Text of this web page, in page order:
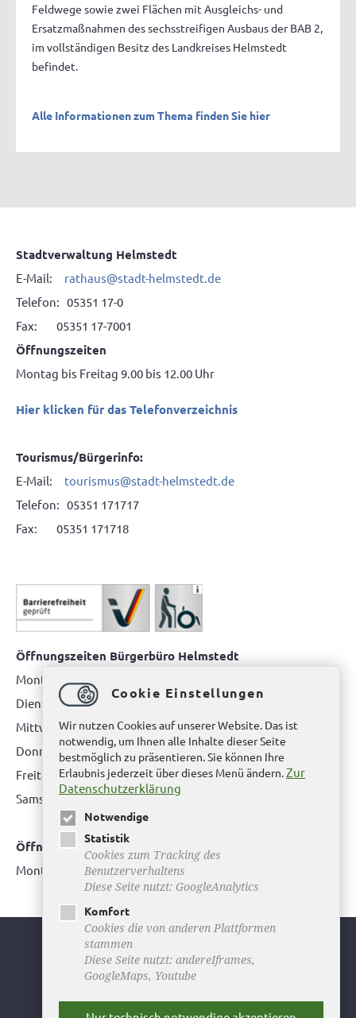
Feldwege sowie zwei Flächen mit Ausgleichs- und
Ersatzmaßnahmen des sechsstreifigen Ausbaus der BAB 2,
im vollständigen Besitz des Landkreises Helmstedt
befindet.
Alle Informationen zum Thema finden Sie hier
Stadtverwaltung Helmstedt
E-Mail: rathaus@stadt-helmstedt.de
Telefon: 05351 17-0
Fax: 05351 17-7001
Öffnungszeiten
Montag bis Freitag 9.00 bis 12.00 Uhr
Hier klicken für das Telefonverzeichnis
Tourismus/Bürgerinfo:
E-Mail: tourismus@stadt-helmstedt.de
Telefon: 05351 171717
Fax: 05351 171718
Öffnungszeiten Bürgerbüro Helmstedt
Montag: 08.00 bis 12.00 Uhr
Dienstag: 08.00 bis 12.00 Uhr & 15.00 Uhr bis 17.00 Uhr
Mittwoch: nur nach Terminvereinbarung
Donnerstag: 08.00 bis 12.00 Uhr & 14.00 Uhr bis 16.00 Uhr
Freitag: nur nach Terminvereinbarung
Samstag:bitte hier klicken
Öffnungszeiten Bürgerbüro Büddenstedt
Montag: 14:00 bis 16:00 Uhr
Youtube
Facebook
Instagram
Cookie Einstellungen
Wir nutzen Cookies auf unserer Website. Das ist
notwendig, um Ihnen alle Inhalte dieser Seite
bestmöglich zu präsentieren. Sie können Ihre
Erlaubnis jederzeit über dieses Menü ändern.Zur
Datenschutzerklärung
Notwendige
Statistik
Cookies zum Tracking des
Benutzerverhaltens
Diese Seite nutzt: GoogleAnalytics
Komfort
Cookies die von anderen Plattformen
stammen
Diese Seite nutzt: andereIframes,
GoogleMaps, Youtube